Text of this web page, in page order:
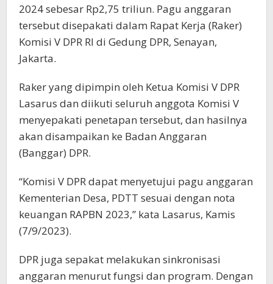
2024 sebesar Rp2,75 triliun. Pagu anggaran
tersebut disepakati dalam Rapat Kerja (Raker)
Komisi V DPR RI di Gedung DPR, Senayan,
Jakarta.
Raker yang dipimpin oleh Ketua Komisi V DPR
Lasarus dan diikuti seluruh anggota Komisi V
menyepakati penetapan tersebut, dan hasilnya
akan disampaikan ke Badan Anggaran
(Banggar) DPR.
“Komisi V DPR dapat menyetujui pagu anggaran
Kementerian Desa, PDTT sesuai dengan nota
keuangan RAPBN 2023,” kata Lasarus, Kamis
(7/9/2023).
DPR juga sepakat melakukan sinkronisasi
anggaran menurut fungsi dan program. Dengan